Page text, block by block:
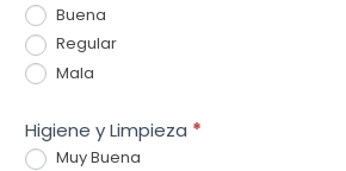
Buena
Regular
Mala
Higiene y Limpieza *
Muy Buena